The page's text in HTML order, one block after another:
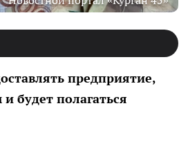
предприятие,
будет полагаться